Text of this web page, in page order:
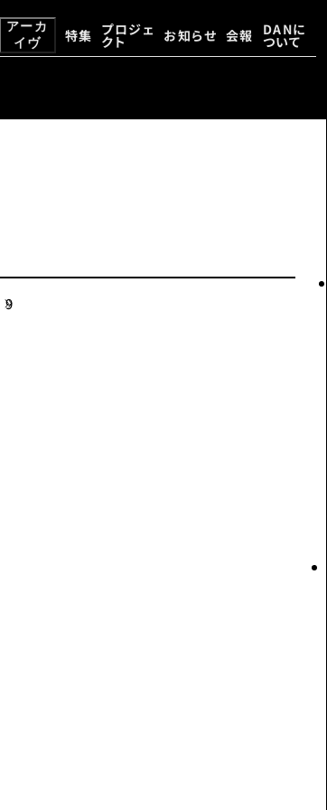
アーカ
イヴ
特集 プロジェ
クト お知らせ 会報 DANに
ついて
9